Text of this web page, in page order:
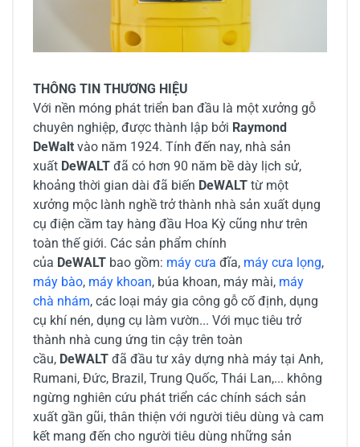
THÔNG TIN THƯƠNG HIỆU
Với nền móng phát triển ban đầu là một xưởng gỗ
chuyên nghiệp, được thành lập bởi Raymond
DeWalt vào năm 1924. Tính đến nay, nhà sản
xuất DeWALT đã có hơn 90 năm bề dày lịch sử,
khoảng thời gian dài đã biến DeWALT từ một
xưởng mộc lành nghề trở thành nhà sản xuất dụng
cụ điện cầm tay hàng đầu Hoa Kỳ cũng như trên
toàn thế giới. Các sản phẩm chính
của DeWALT bao gồm: máy cưa đĩa, máy cưa lọng,
máy bào, máy khoan, búa khoan, máy mài, máy
chà nhám, các loại máy gia công gỗ cố định, dụng
cụ khí nén, dụng cụ làm vườn... Với mục tiêu trở
thành nhà cung ứng tin cậy trên toàn
cầu, DeWALT đã đầu tư xây dựng nhà máy tại Anh,
Rumani, Đức, Brazil, Trung Quốc, Thái Lan,... không
ngừng nghiên cứu phát triển các chính sách sản
xuất gần gũi, thân thiện với người tiêu dùng và cam
kết mang đến cho người tiêu dùng những sản